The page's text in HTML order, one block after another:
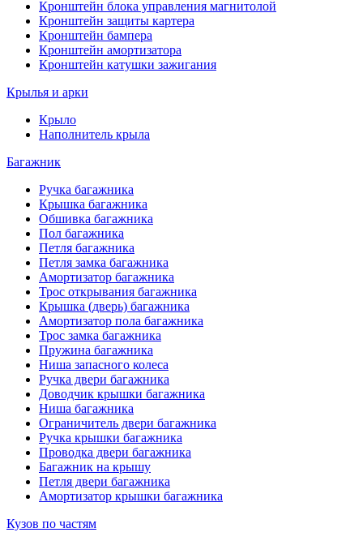
Кронштейн блока управления магнитолой
Кронштейн защиты картера
Кронштейн бампера
Кронштейн амортизатора
Кронштейн катушки зажигания
Крылья и арки
Крыло
Наполнитель крыла
Багажник
Ручка багажника
Крышка багажника
Обшивка багажника
Пол багажника
Петля багажника
Петля замка багажника
Амортизатор багажника
Трос открывания багажника
Крышка (дверь) багажника
Амортизатор пола багажника
Трос замка багажника
Пружина багажника
Ниша запасного колеса
Ручка двери багажника
Доводчик крышки багажника
Ниша багажника
Ограничитель двери багажника
Ручка крышки багажника
Проводка двери багажника
Багажник на крышу
Петля двери багажника
Амортизатор крышки багажника
Кузов по частям